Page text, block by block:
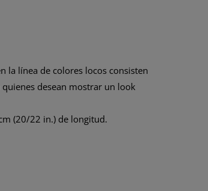
la línea de colores locos consisten
desean mostrar un look
(20/22 in.) de longitud.